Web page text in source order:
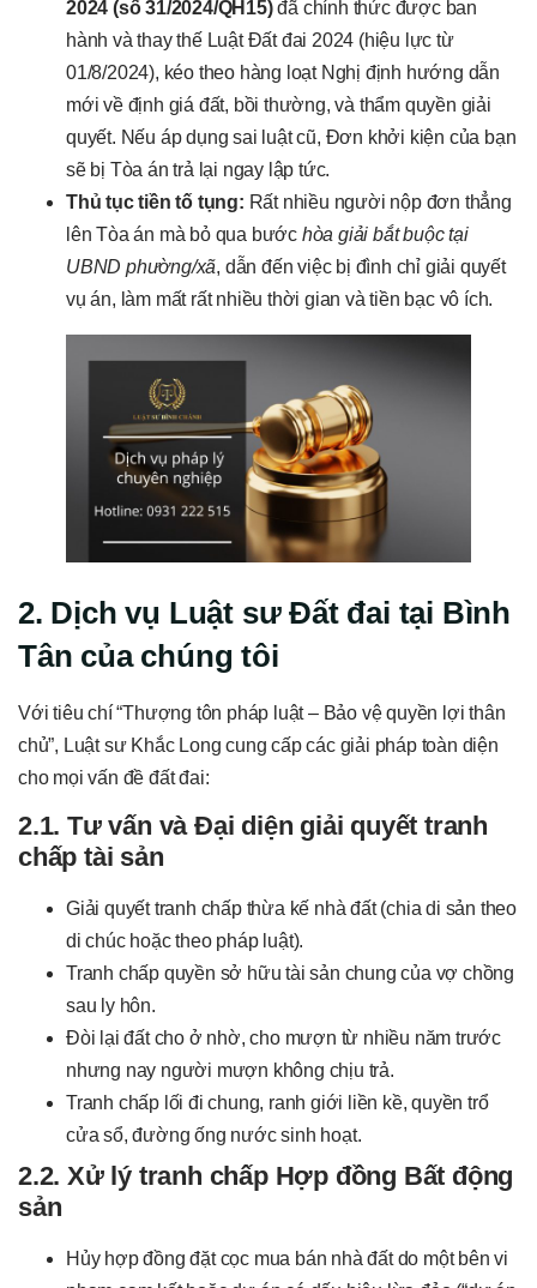
2024 (số 31/2024/QH15)đã chính thức được ban
hành và thay thế Luật Đất đai 2024 (hiệu lực từ
01/8/2024), kéo theo hàng loạt Nghị định hướng dẫn
mới về định giá đất, bồi thường, và thẩm quyền giải
quyết. Nếu áp dụng sai luật cũ, Đơn khởi kiện của bạn
sẽ bị Tòa án trả lại ngay lập tức.
Thủ tục tiền tố tụng: Rất nhiều người nộp đơn thẳng
lên Tòa án mà bỏ qua bước hòa giải bắt buộc tại
UBND phường/xã, dẫn đến việc bị đình chỉ giải quyết
vụ án, làm mất rất nhiều thời gian và tiền bạc vô ích.
2. Dịch vụ Luật sư Đất đai tại Bình
Tân của chúng tôi
Với tiêu chí “Thượng tôn pháp luật – Bảo vệ quyền lợi thân
chủ”, Luật sư Khắc Long cung cấp các giải pháp toàn diện
cho mọi vấn đề đất đai:
2.1. Tư vấn và Đại diện giải quyết tranh
chấp tài sản
Giải quyết tranh chấp thừa kế nhà đất (chia di sản theo
di chúc hoặc theo pháp luật).
Tranh chấp quyền sở hữu tài sản chung của vợ chồng
sau ly hôn.
Đòi lại đất cho ở nhờ, cho mượn từ nhiều năm trước
nhưng nay người mượn không chịu trả.
Tranh chấp lối đi chung, ranh giới liền kề, quyền trổ
cửa sổ, đường ống nước sinh hoạt.
2.2. Xử lý tranh chấp Hợp đồng Bất động
sản
Hủy hợp đồng đặt cọc mua bán nhà đất do một bên vi